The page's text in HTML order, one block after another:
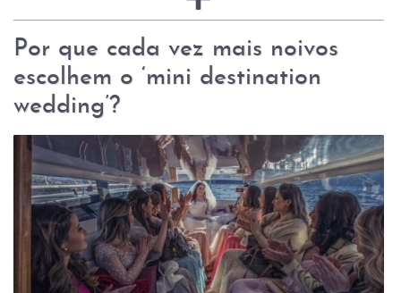
Por que cada vez mais noivos
escolhem o ‘mini destination
wedding’?